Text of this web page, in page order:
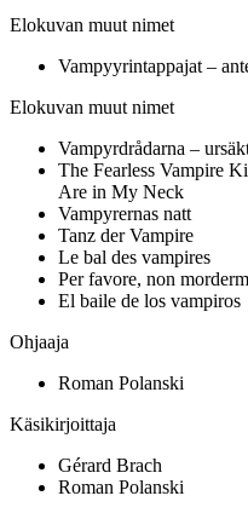
Elokuvan muut nimet
Vampyyrintappajat –
Elokuvan muut nimet
Vampyrdrådarna –
The Fearless Vampire
Are in My Neck
Vampyrernas natt
Tanz der Vampire
Le bal des vampires
Per favore, non
El baile de los vampiros
Ohjaaja
Roman Polanski
Käsikirjoittaja
Gérard Brach
Roman Polanski